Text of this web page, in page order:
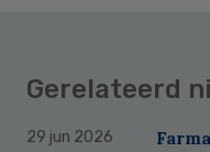
Gerelateerd
29 jun 2026